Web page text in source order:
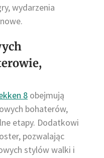
wydarzenia
8 obejmują
bohaterów,
etapy. Dodatkowi
pozwalając
stylów walki i